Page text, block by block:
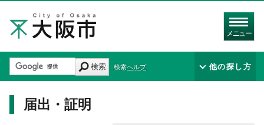
メニュー
検索 検索ヘルプ 他の探し方
届出・証明